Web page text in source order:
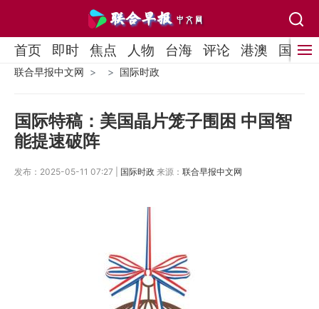
首页 即时 焦点 人物 台海 评论 港澳 国际
联合早报中文网 国际时政
国际特稿：美国晶片笼子围困 中国智
能提速破阵
发布：2025-05-11 07:27 | 国际时政 来源： 联合早报中文网